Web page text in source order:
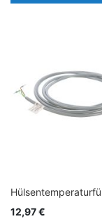
12,97 €